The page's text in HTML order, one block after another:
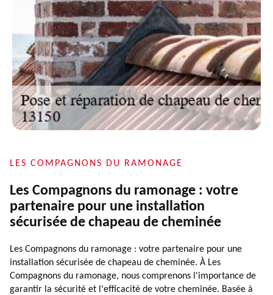
LES COMPAGNONS DU RAMONAGE
Les Compagnons du ramonage : votre
partenaire pour une installation
sécurisée de chapeau de cheminée
Les Compagnons du ramonage : votre partenaire pour une
installation sécurisée de chapeau de cheminée. À Les
Compagnons du ramonage, nous comprenons l'importance de
garantir la sécurité et l'efficacité de votre cheminée. Basée à